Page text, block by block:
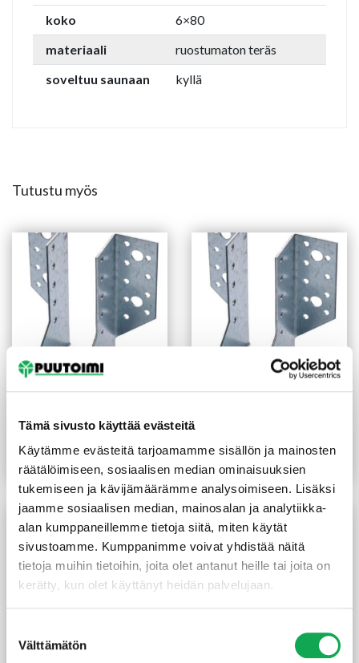
Tämä sivusto käyttää evästeitä
Käytämme evästeitä tarjoamamme sisällön ja mainosten
räätälöimiseen, sosiaalisen median ominaisuuksien
tukemiseen ja kävijämäärämme analysoimiseen. Lisäksi
jaamme sosiaalisen median, mainosalan ja analytiikka-
alan kumppaneillemme tietoja siitä, miten käytät
sivustoamme. Kumppanimme voivat yhdistää näitä
tietoja muihin tietoihin, joita olet antanut heille tai joita on
kerätty, kun olet käyttänyt heidän palvelujaan.
valinta
Välttämätön
koko
6×80
materiaali
ruostumaton teräs
soveltuu saunaan
kyllä
Tutustu myös
48X106 mm sinkitty
Lue lisää Lue lisää